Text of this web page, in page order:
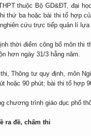
thuộc Bộ GD&ĐT, đại
thứ ba hoặc bài thi tổ hợp
cứu trực tiếp quản lí lựa
thời điểm công bố môn thi
hơn ngày 31/3 hằng năm.
Thông tư quy định, môn
hoặc 90 phút; bài thi tổ hợp
chương trình giáo dục phổ
ra đề, chấm thi